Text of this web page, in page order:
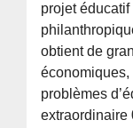
projet éducatif
obtient de
problèmes
extraordinaire